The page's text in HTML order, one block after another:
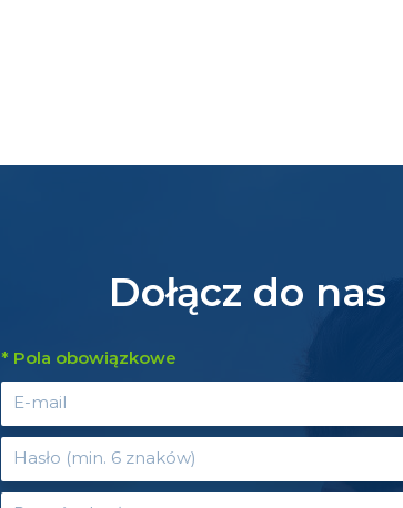
Dołącz do nas
* Pola obowiązkowe